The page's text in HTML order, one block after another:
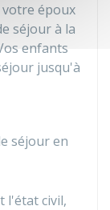
votre époux
séjour à la
enfants
jusqu'à
séjour en
l'état civil,